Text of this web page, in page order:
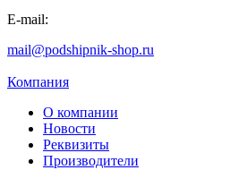
E-mail:
mail@podshipnik-shop.ru
Компания
О компании
Новости
Реквизиты
Производители